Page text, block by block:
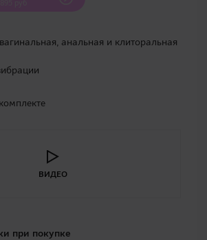
анальная и клиторальная
ВИДЕО
при покупке